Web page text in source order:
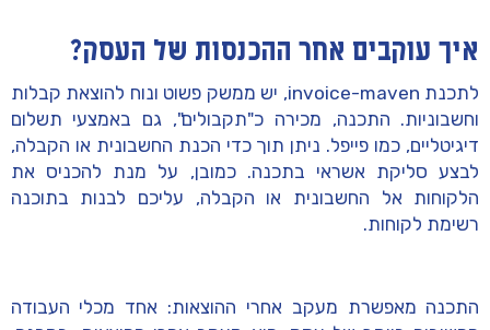
איך עוקבים אחר ההכנסות של העסק?
לתכנת invoice-maven, יש ממשק פשוט ונוח להוצאת קבלות
וחשבוניות. התכנה, מכירה כ"תקבולים", גם באמצעי תשלום
דיגיטליים, כמו פייפל. ניתן תוך כדי הכנת החשבונית או הקבלה,
לבצע סליקת אשראי בתכנה. כמובן, על מנת להכניס את
הלקוחות אל החשבונית או הקבלה, עליכם לבנות בתוכנה
רשימת לקוחות.
התכנה מאפשרת מעקב אחרי ההוצאות: אחד מכלי העבודה